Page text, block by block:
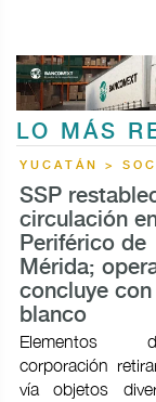
LO MÁS
YUCATÁN >
SSP
circulación
Periférico de
Mérida;
concluye
blanco
corporación
vía objetos